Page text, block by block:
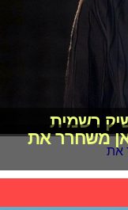
רשמית
משחרר את